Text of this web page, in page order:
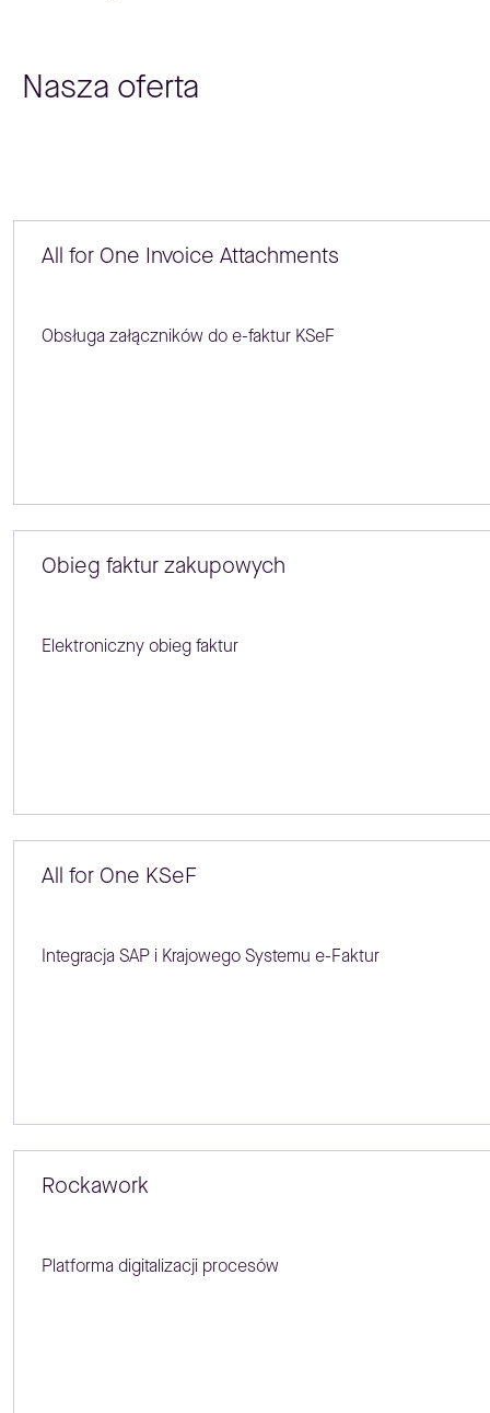
Nasza oferta
All for One Invoice Attachments
Obsługa załączników do e-faktur KSeF
Obieg faktur zakupowych
Elektroniczny obieg faktur
All for One KSeF
Integracja SAP i Krajowego Systemu e-Faktur
Rockawork
Platforma digitalizacji procesów